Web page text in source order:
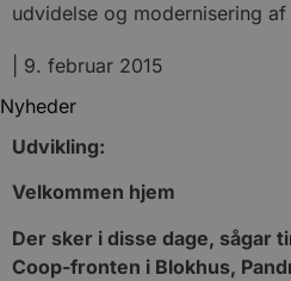
udvidelse og modernisering
9. februar 2015
Nyheder
Udvikling:
Velkommen hjem
Der sker i disse dage, sågar
Coop-fronten i Blokhus,